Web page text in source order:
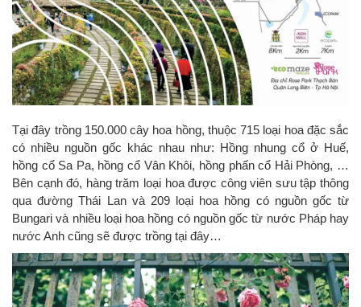
Tại đây trồng 150.000 cây hoa hồng, thuộc 715 loại hoa đặc sắc
có nhiều nguồn gốc khác nhau như: Hồng nhung cổ ở Huế,
hồng cổ Sa Pa, hồng cổ Vân Khôi, hồng phấn cổ Hải Phòng, …
Bên cạnh đó, hàng trăm loại hoa được công viên sưu tập thông
qua đường Thái Lan và 209 loại hoa hồng có nguồn gốc từ
Bungari và nhiều loại hoa hồng có nguồn gốc từ nước Pháp hay
nước Anh cũng sẽ được trồng tại đây…